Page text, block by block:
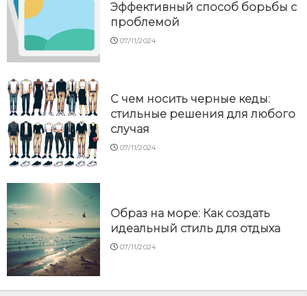
Эффективный способ борьбы с
проблемой
07/11/2024
С чем носить черные кеды:
стильные решения для любого
случая
07/11/2024
Образ на море: Как создать
идеальный стиль для отдыха
07/11/2024